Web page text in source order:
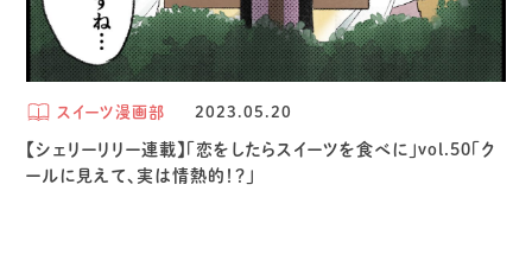
スイーツ漫画部 2023.05.20
【シェリーリリー連載】「恋をしたらスイーツを食べに」vol.50「ク
ールに見えて、実は情熱的！？」